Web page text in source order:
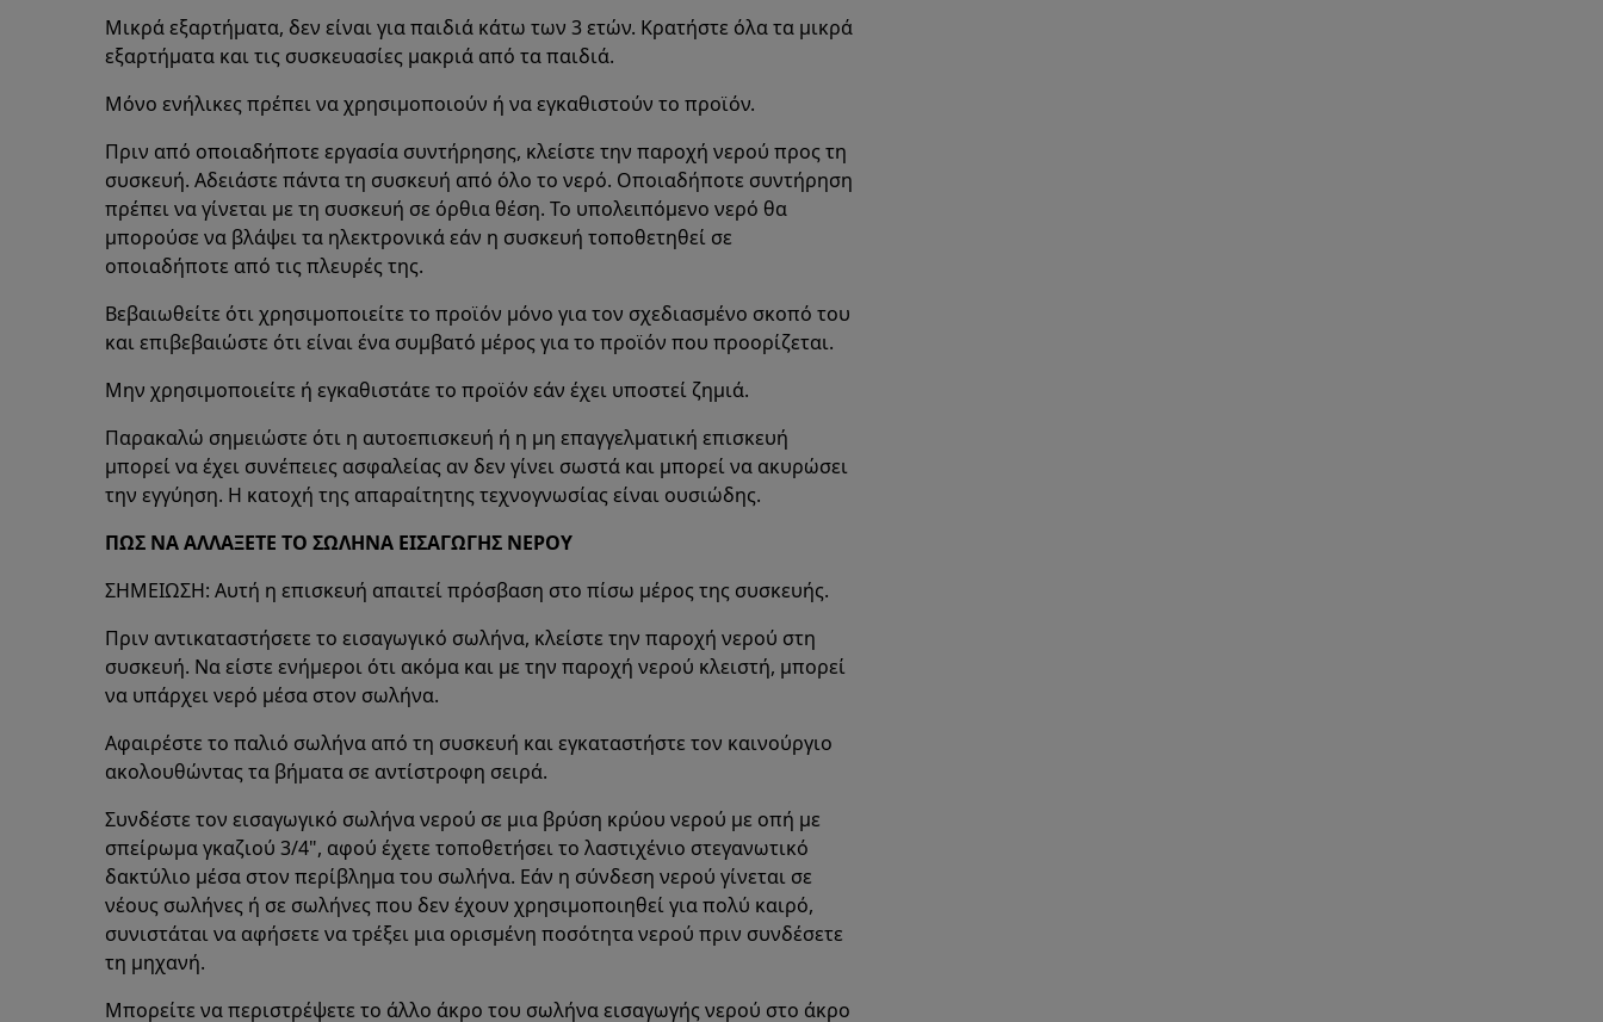
Μικρά εξαρτήματα, δεν είναι για παιδιά κάτω των 3 ετών. Κρατήστε όλα τα μικρά
εξαρτήματα και τις συσκευασίες μακριά από τα παιδιά.
Μόνο ενήλικες πρέπει να χρησιμοποιούν ή να εγκαθιστούν το προϊόν.
Πριν από οποιαδήποτε εργασία συντήρησης, κλείστε την παροχή νερού προς τη
συσκευή. Αδειάστε πάντα τη συσκευή από όλο το νερό. Οποιαδήποτε συντήρηση
πρέπει να γίνεται με τη συσκευή σε όρθια θέση. Το υπολειπόμενο νερό θα
μπορούσε να βλάψει τα ηλεκτρονικά εάν η συσκευή τοποθετηθεί σε
οποιαδήποτε από τις πλευρές της.
Βεβαιωθείτε ότι χρησιμοποιείτε το προϊόν μόνο για τον σχεδιασμένο σκοπό του
και επιβεβαιώστε ότι είναι ένα συμβατό μέρος για το προϊόν που προορίζεται.
Μην χρησιμοποιείτε ή εγκαθιστάτε το προϊόν εάν έχει υποστεί ζημιά.
Παρακαλώ σημειώστε ότι η αυτοεπισκευή ή η μη επαγγελματική επισκευή
μπορεί να έχει συνέπειες ασφαλείας αν δεν γίνει σωστά και μπορεί να ακυρώσει
την εγγύηση. Η κατοχή της απαραίτητης τεχνογνωσίας είναι ουσιώδης.
ΠΩΣ ΝΑ ΑΛΛΑΞΕΤΕ ΤΟ ΣΩΛΗΝΑ ΕΙΣΑΓΩΓΗΣ ΝΕΡΟΥ
ΣΗΜΕΙΩΣΗ: Αυτή η επισκευή απαιτεί πρόσβαση στο πίσω μέρος της συσκευής.
Πριν αντικαταστήσετε το εισαγωγικό σωλήνα, κλείστε την παροχή νερού στη
συσκευή. Να είστε ενήμεροι ότι ακόμα και με την παροχή νερού κλειστή, μπορεί
να υπάρχει νερό μέσα στον σωλήνα.
Αφαιρέστε το παλιό σωλήνα από τη συσκευή και εγκαταστήστε τον καινούργιο
ακολουθώντας τα βήματα σε αντίστροφη σειρά.
Συνδέστε τον εισαγωγικό σωλήνα νερού σε μια βρύση κρύου νερού με οπή με
σπείρωμα γκαζιού 3/4", αφού έχετε τοποθετήσει το λαστιχένιο στεγανωτικό
δακτύλιο μέσα στον περίβλημα του σωλήνα. Εάν η σύνδεση νερού γίνεται σε
νέους σωλήνες ή σε σωλήνες που δεν έχουν χρησιμοποιηθεί για πολύ καιρό,
συνιστάται να αφήσετε να τρέξει μια ορισμένη ποσότητα νερού πριν συνδέσετε
τη μηχανή.
Μπορείτε να περιστρέψετε το άλλο άκρο του σωλήνα εισαγωγής νερού στο άκρο